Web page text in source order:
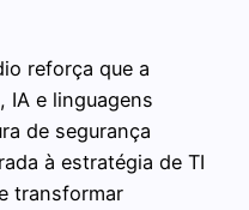
reforça que a
IA e linguagens
de segurança
à estratégia de TI
transformar